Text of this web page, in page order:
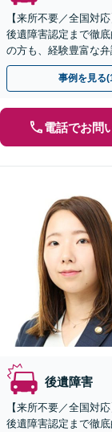
【来所不要／全国対
後遺障害認定まで徹
の方も、経験豊富な
13拠点】お気軽にご
事例を見る
電話でお問
後遺障害
【来所不要／全国対
後遺障害認定まで徹